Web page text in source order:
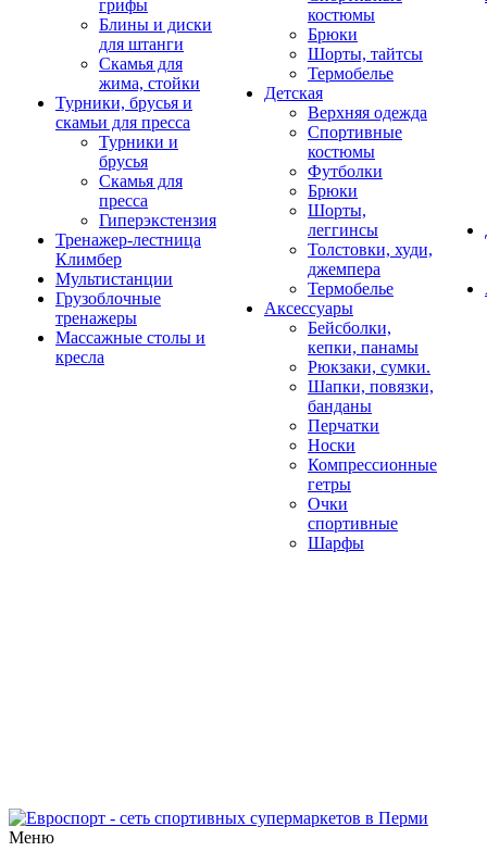
грифы
Блины и диски
для штанги
Скамья для
жима, стойки
Турники, брусья и
скамьи для пресса
Турники и
брусья
Скамья для
пресса
Гиперэкстензия
Тренажер-лестница
Климбер
Мультистанции
Грузоблочные
тренажеры
Массажные столы и
кресла
костюмы
Брюки
Шорты, тайтсы
Термобелье
Детская
Верхняя одежда
Спортивные
костюмы
Футболки
Брюки
Шорты,
леггинсы
Толстовки, худи,
джемпера
Термобелье
Аксессуары
Бейсболки,
кепки, панамы
Рюкзаки, сумки.
Шапки, повязки,
банданы
Перчатки
Носки
Компрессионные
гетры
Очки
спортивные
Шарфы
Меню